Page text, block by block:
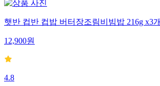
햇반 컵반 컵밥 버터장조림비빔밥 216g x3
12,900원
4.8